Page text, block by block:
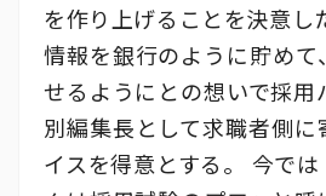
を作り上げることを決意し
情報を銀行のように貯めて
せるようにとの想いで採
別編集長として求職者側
イスを得意とする。 今では